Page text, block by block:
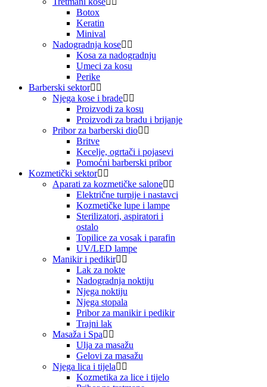
Botox
Keratin
Minival
Nadogradnja kose
Kosa za nadogradnju
Umeci za kosu
Perike
Barberski sektor
Njega kose i brade
Proizvodi za kosu
Proizvodi za bradu i brijanje
Pribor za barberski dio
Britve
Kecelje, ogrtači i pojasevi
Pomoćni barberski pribor
Kozmetički sektor
Aparati za kozmetičke salone
Električne turpije i nastavci
Kozmetičke lupe i lampe
Sterilizatori, aspiratori i
ostalo
Topilice za vosak i parafin
UV/LED lampe
Manikir i pedikir
Lak za nokte
Nadogradnja noktiju
Njega noktiju
Njega stopala
Pribor za manikir i pedikir
Trajni lak
Masaža i Spa
Ulja za masažu
Gelovi za masažu
Njega lica i tijela
Kozmetika za lice i tijelo